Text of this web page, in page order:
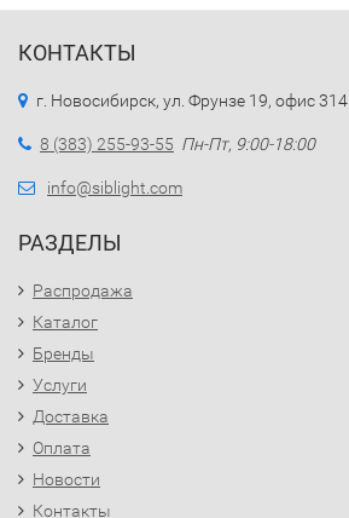
КОНТАКТЫ
г. Новосибирск, ул. Фрунзе 19, офис 314
8 (383) 255-93-55 Пн-Пт, 9:00-18:00
info@siblight.com
РАЗДЕЛЫ
Распродажа
Каталог
Бренды
Услуги
Доставка
Оплата
Новости
Контакты